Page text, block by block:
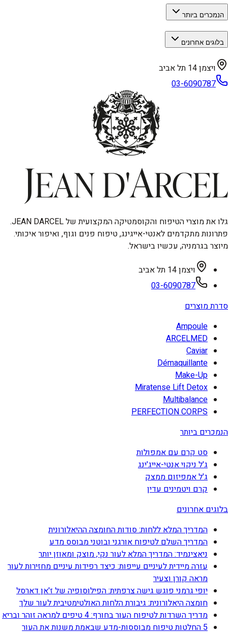
הנמכרים ביותר
בלוגים אחרונים
ויצמן 14 תל אביב
03-6090787
גלו את מוצרי הטיפוח והקוסמטיקה המקצועית של JEAN DARCEL.
פתרונות מתקדמים לאנטי-אייגינג, טיפוח פנים וגוף, ואיפור איכותי.
מיוצר בגרמניה, עכשיו בישראל.
ויצמן 14 תל אביב
03-6090787
סדרת מוצרים
Ampoule
ARCELMED
Caviar
Démaquillante
Make-Up
Miratense Lift Detox
Multibalance
PERFECTION CORPS
הנמכרים ביותר
סט קרם עם אמפולות
ג'ל ניקוי אנטי-אייג'ינג
ג'ל אמפיזום ממצק
קרם ויטמינים עדין
בלוגים אחרונים
המדריך המלא ללחות: סודות החומצה ההיאלורונית
המדריך השלם לטיפוח אורגני ובוטני מבוסס מדע
ניאצינמיד: המדריך המלא לעור נקי, מוצק ומאוזן יותר
עזרה מיידית לעיניים עייפות: כיצד רפידות עיניים מחזירות לעור
מראה קורן וצעיר
יופי גרמני פוגש גישה צרפתית: הפילוסופיה של ז'אן דארסל
חומצה היאלורונית: גיבורת הלחות האולטימטיבית לעור שלך
מדריך השרדות לטיפוח העור בחורף: 4 טיפים למראה זוהר ובריא
5 החלטות טיפוח מבוססות-מדע שבאמת משנות את העור